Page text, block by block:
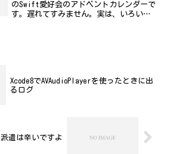
のSwift愛好会のアドベントカレンダーで
す。遅れてすみません。実は、いろいろ
Xcode8でAVAudioPlayerを使ったときに出
るログ
派遣は辛いですよ